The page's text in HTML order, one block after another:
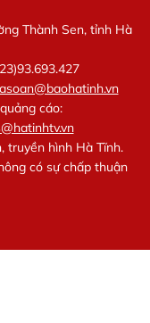
Thành Sen, tỉnh Hà
cáo:
truyền hình Hà Tĩnh.
có sự chấp thuận